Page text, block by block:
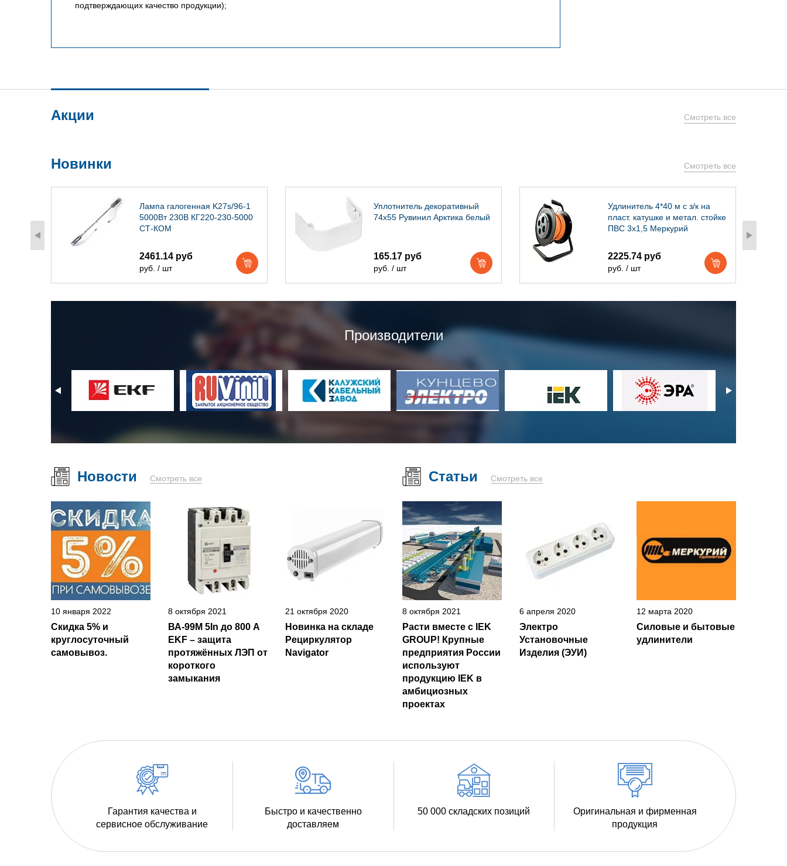
подтверждающих качество продукции);
Акции Смотреть все
Новинки Смотреть все
Лампа галогенная K27s/96-1
5000Вт 230В КГ220-230-5000
СТ-КОМ
2461.14 руб
руб. / шт
Уплотнитель декоративный
74х55 Рувинил Арктика белый
165.17 руб
руб. / шт
Удлинитель 4*40 м с з/к на
пласт. катушке и метал. стойке
ПВС 3х1,5 Меркурий
2225.74 руб
руб. / шт
Производители
Новости Смотреть все
10 января 2022
Скидка 5% и
круглосуточный
самовывоз.
8 октября 2021
ВА-99М 5In до 800 А
EKF – защита
протяжённых ЛЭП от
короткого
замыкания
21 октября 2020
Новинка на складе
Рециркулятор
Navigator
Статьи Смотреть все
8 октября 2021
Расти вместе с IEK
GROUP! Крупные
предприятия России
используют
продукцию IEK в
амбициозных
проектах
6 апреля 2020
Электро
Установочные
Изделия (ЭУИ)
12 марта 2020
Силовые и бытовые
удлинители
Гарантия качества и
сервисное обслуживание
Быстро и качественно
доставляем
50 000 складских позиций
Оригинальная и фирменная
продукция